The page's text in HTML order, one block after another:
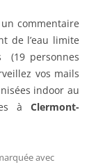
commentaire
de l’eau limite
(19 personnes
vos mails
indoor au
à Clermont-
avec